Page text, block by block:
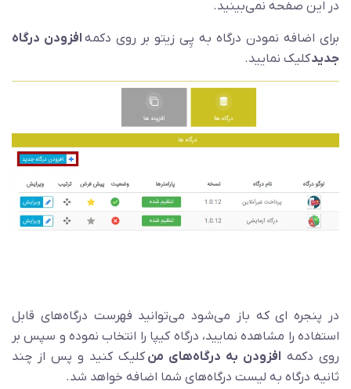
در این صفحه نمی‌بینید.
برای اضافه نمودن درگاه به پِی زیتو بر روی دکمه افزودن درگاه
جدیدکلیک نمایید.
در پنجره ای که باز می‌شود می‌توانید فهرست درگاه‌های قابل
استفاده را مشاهده نمایید، درگاه کیپا را انتخاب نموده و سپس بر
روی دکمه افزودن به درگاه‌های من کلیک کنید و پس از چند
ثانیه درگاه به لیست درگاه‌های شما اضافه خواهد شد.